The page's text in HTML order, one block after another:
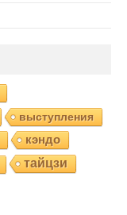
выступления
кэндо
тайцзи